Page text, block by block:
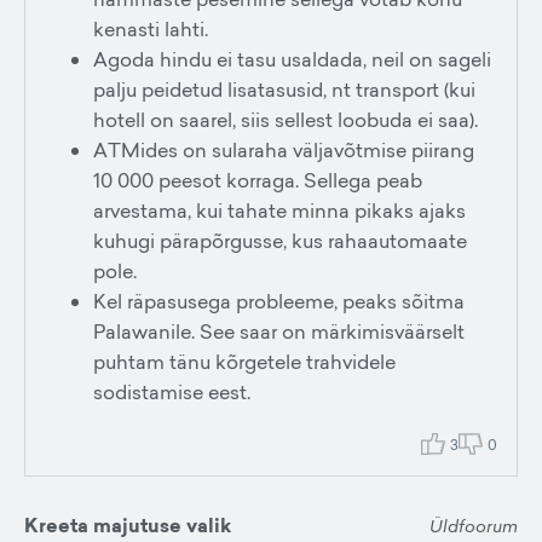
kenasti lahti.
Agoda hindu ei tasu usaldada, neil on sageli
palju peidetud lisatasusid, nt transport (kui
hotell on saarel, siis sellest loobuda ei saa).
ATMides on sularaha väljavõtmise piirang
10 000 peesot korraga. Sellega peab
arvestama, kui tahate minna pikaks ajaks
kuhugi pärapõrgusse, kus rahaautomaate
pole.
Kel räpasusega probleeme, peaks sõitma
Palawanile. See saar on märkimisväärselt
puhtam tänu kõrgetele trahvidele
sodistamise eest.
3 0
Kreeta majutuse valik Üldfoorum